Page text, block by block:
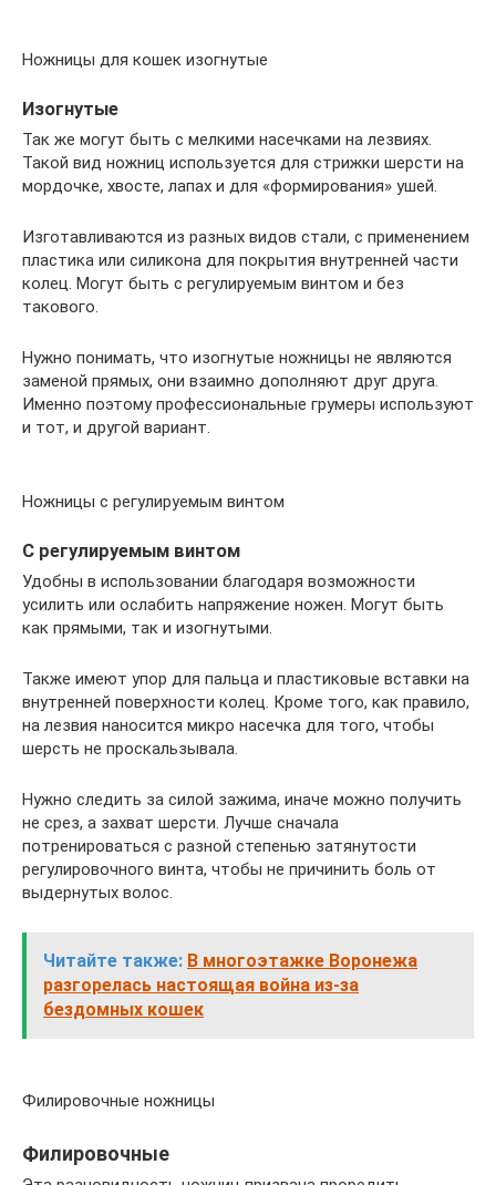
Ножницы для кошек изогнутые
Изогнутые
Так же могут быть с мелкими насечками на лезвиях.
Такой вид ножниц используется для стрижки шерсти на
мордочке, хвосте, лапах и для «формирования» ушей.
Изготавливаются из разных видов стали, с применением
пластика или силикона для покрытия внутренней части
колец. Могут быть с регулируемым винтом и без
такового.
Нужно понимать, что изогнутые ножницы не являются
заменой прямых, они взаимно дополняют друг друга.
Именно поэтому профессиональные грумеры используют
и тот, и другой вариант.
Ножницы с регулируемым винтом
С регулируемым винтом
Удобны в использовании благодаря возможности
усилить или ослабить напряжение ножен. Могут быть
как прямыми, так и изогнутыми.
Также имеют упор для пальца и пластиковые вставки на
внутренней поверхности колец. Кроме того, как правило,
на лезвия наносится микро насечка для того, чтобы
шерсть не проскальзывала.
Нужно следить за силой зажима, иначе можно получить
не срез, а захват шерсти. Лучше сначала
потренироваться с разной степенью затянутости
регулировочного винта, чтобы не причинить боль от
выдернутых волос.
Читайте также: В многоэтажке Воронежа
разгорелась настоящая война из-за
бездомных кошек
Филировочные ножницы
Филировочные